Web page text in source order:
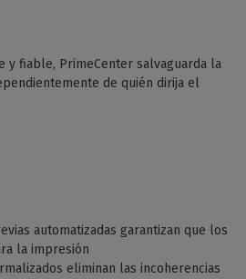
y fiable, PrimeCenter salvaguarda la
de quién dirija el
automatizadas garantizan que los
la impresión
eliminan las incoherencias